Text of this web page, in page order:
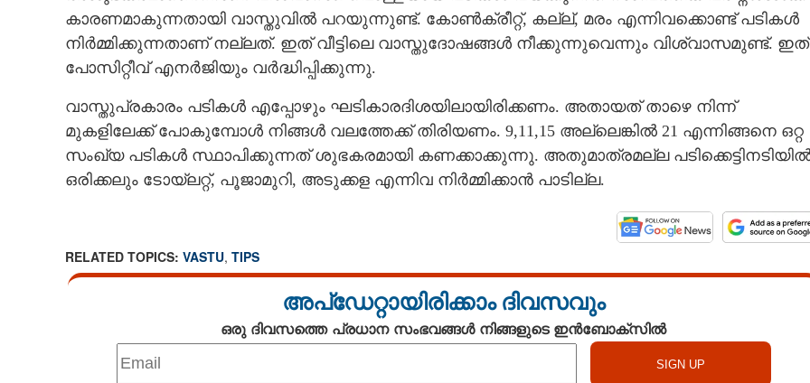
കാരണമാകുന്നതായി വാസ്തുവിൽ പറയുന്നുണ്ട്. കോൺക്രീറ്റ്, കല്ല്, മരം എന്നിവക്കൊണ്ട് പടികൾ
നിർമ്മിക്കുന്നതാണ് നല്ലത്. ഇത് വീട്ടിലെ വാസ്തുദോഷങ്ങൾ നീക്കുന്നുവെന്നും വിശ്വാസമുണ്ട്. ഇത്
പോസിറ്റീവ് എനർജിയും വർദ്ധിപ്പിക്കുന്നു.
വാസ്തുപ്രകാരം പടികൾ എപ്പോഴും ഘടികാരദിശയിലായിരിക്കണം. അതായത് താഴെ നിന്ന്
മുകളിലേക്ക് പോകുമ്പോൾ നിങ്ങൾ വലത്തേക്ക് തിരിയണം. 9,11,15 അല്ലെങ്കിൽ 21 എന്നിങ്ങനെ ഒറ്റ
സംഖ്യ പടികൾ സ്ഥാപിക്കുന്നത് ശുഭകരമായി കണക്കാക്കുന്നു. അതുമാത്രമല്ല
ഒരിക്കലും ടോയ്‌ലറ്റ്, പൂജാമുറി, അടുക്കള എന്നിവ നിർമ്മിക്കാൻ പാടില്ല.
RELATED TOPICS: VASTU, TIPS
അപ്ഡേറ്റായിരിക്കാം ദിവസവും
ഒരു ദിവസത്തെ പ്രധാന സംഭവങ്ങൾ നിങ്ങളുടെ ഇൻബോക്സിൽ